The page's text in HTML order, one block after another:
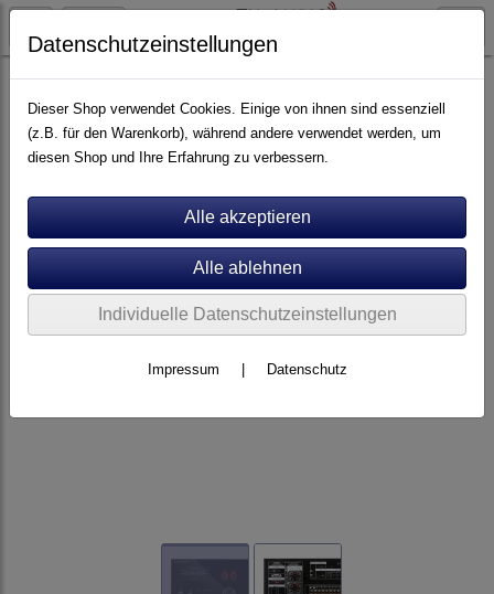
Artikel nach Marken A - E Advance Paris
Datenschutzeinstellungen
Dieser Shop verwendet Cookies. Einige von ihnen sind essenziell
(z.B. für den Warenkorb), während andere verwendet werden, um
diesen Shop und Ihre Erfahrung zu verbessern.
Individuelle Datenschutzeinstellungen
Impressum Datenschutz